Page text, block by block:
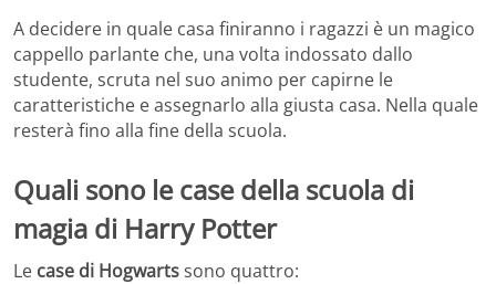
A decidere in quale casa finiranno i ragazzi è un magico
cappello parlante che, una volta indossato dallo
studente, scruta nel suo animo per capirne le
caratteristiche e assegnarlo alla giusta casa. Nella quale
resterà fino alla fine della scuola.
Quali sono le case della scuola di
magia di Harry Potter
Le case di Hogwartssono quattro: